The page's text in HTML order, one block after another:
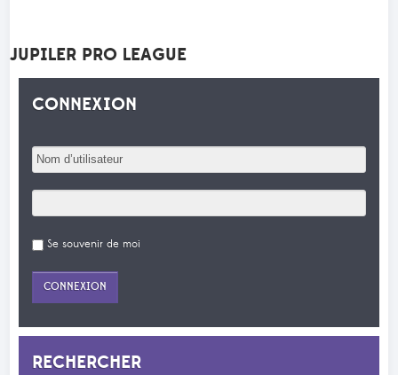
JUPILER PRO LEAGUE
CONNEXION
Se souvenir de moi
RECHERCHER